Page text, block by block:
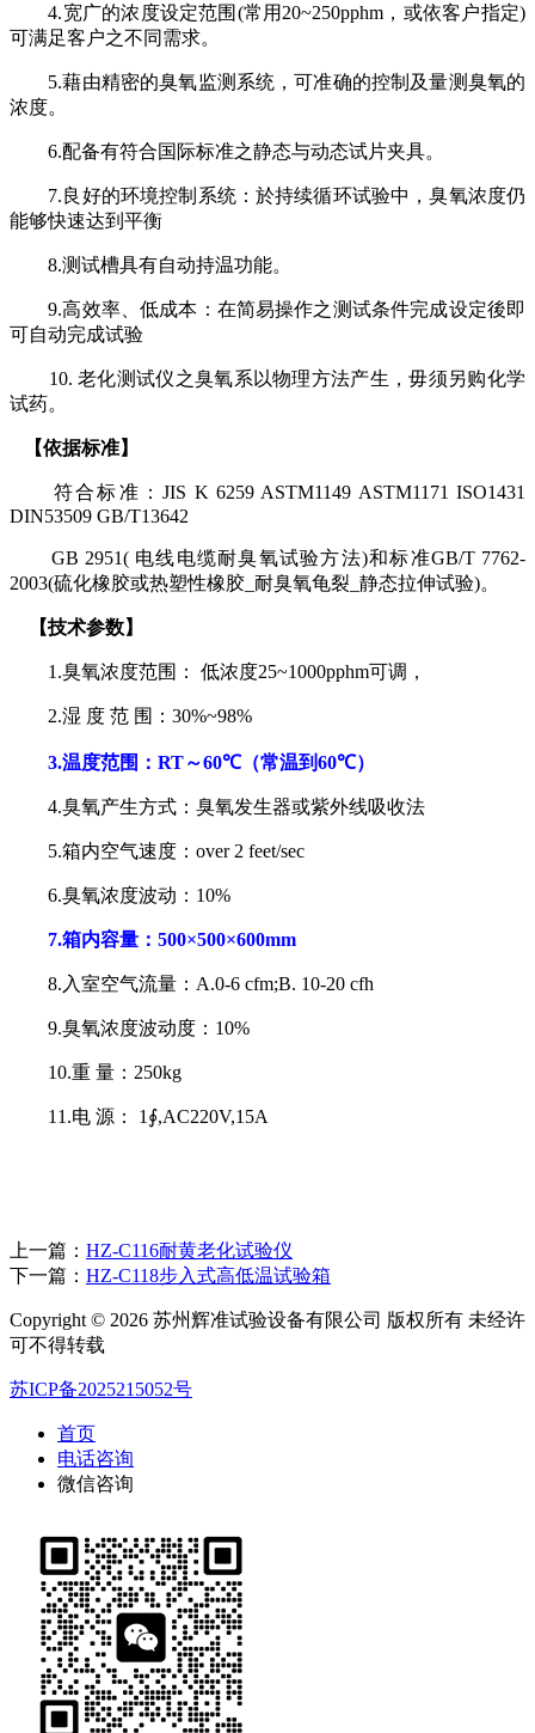
4.宽广的浓度设定范围 (常用 20~250pphm ，或依客户指定)
可满足客户之不同需求。
5.藉由精密的臭氧监测系统，可准确的控制及量测臭氧的
浓度。
6.配备有符合国际标准之静态与动态试片夹具。
7.良好的环境控制系统：於持续循环试验中，臭氧浓度仍
能够快速达到平衡
8.测试槽具有自动持温功能。
9.高效率、低成本：在简易操作之测试条件完成设定後即
可自动完成试验
10. 老化测试仪之臭氧系以物理方法产生，毋须另购化学
试药。
【依据标准】
符合标准：JIS K 6259 ASTM1149 ASTM1171 ISO1431
DIN53509 GB/T13642
GB 2951( 电线电缆耐臭氧试验方法)和标准GB/T 7762-
2003(硫化橡胶或热塑性橡胶 耐臭氧龟裂 静态拉伸试验)。
【技术参数】
1.臭氧浓度范围： 低浓度25~1000pphm可调，
2.湿 度 范 围： 30%~98%
3.温度范围： RT～60℃（常温到60℃）
4.臭氧产生方式：臭氧发生器或紫外线吸收法
5.箱内空气速度： over 2 feet/sec
6.臭氧浓度波动： 10%
7.箱内容量： 500×500×600mm
8. 入室空气流量： A.0-6 cfm;B. 10-20 cfh
9.臭氧浓度波动度： 10%
10.重 量： 250kg
11.电 源： 1∮,AC220V,15A
上一篇： HZ-C116耐黄老化试验仪
下一篇： HZ-C118步入式高低温试验箱
Copyright © 2026 苏州辉准试验设备有限公司 版权所有 未经许
可不得转载
苏ICP备2025215052号
首页
电话咨询
微信咨询